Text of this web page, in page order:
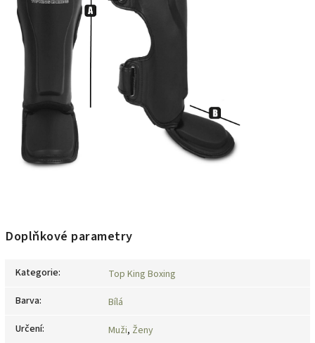
Doplňkové parametry
Kategorie:
Top King Boxing
Barva:
Bílá
Určení: Muži, Ženy